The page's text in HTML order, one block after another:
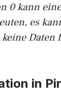
0 kann
es
keine Daten
in